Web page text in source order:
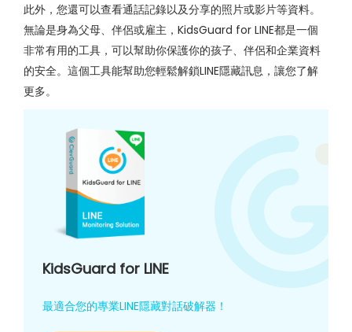
此外，您還可以查看通話記錄以及分享的照片或影片等資料。
無論是身為父母、伴侶或雇主，KidsGuard for LINE都是一個
非常有用的工具，可以幫助你保護你的孩子、伴侶和企業資料
的安全。這個工具能幫助您輕鬆解鎖LINE隱藏訊息，讓您了解
更多。
KidsGuard for LINE
最適合您的專業LINE隱藏對話破解器！